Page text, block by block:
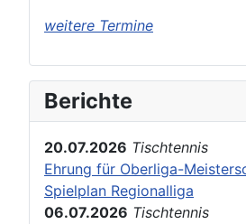
weitere Termine
Berichte
20.07.2026 Tischtennis
Ehrung für Oberliga-
Spielplan Regionalliga
06.07.2026 Tischtennis